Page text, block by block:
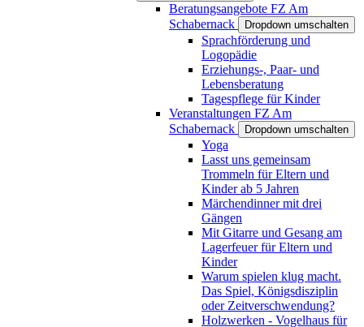
Beratungsangebote FZ Am
Schabernack
Dropdown umschalten
Sprachförderung und
Logopädie
Erziehungs-, Paar- und
Lebensberatung
Tagespflege für Kinder
Veranstaltungen FZ Am
Schabernack
Dropdown umschalten
Yoga
Lasst uns gemeinsam
Trommeln für Eltern und
Kinder ab 5 Jahren
Märchendinner mit drei
Gängen
Mit Gitarre und Gesang am
Lagerfeuer für Eltern und
Kinder
Warum spielen klug macht.
Das Spiel, Königsdisziplin
oder Zeitverschwendung?
Holzwerken - Vogelhaus für